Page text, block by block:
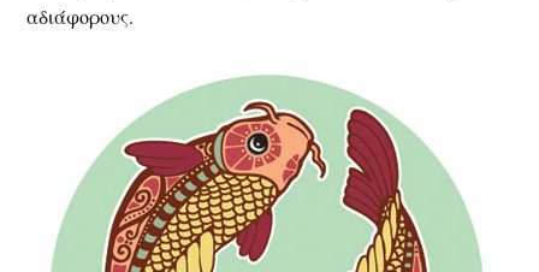
αδιάφορους.